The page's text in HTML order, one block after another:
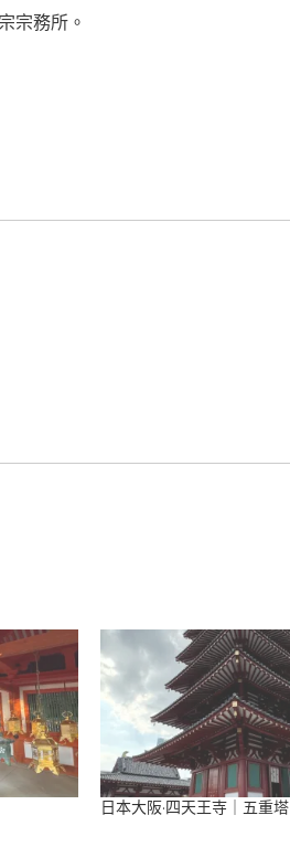
宗務所。
日本大阪·四天王寺｜五重塔